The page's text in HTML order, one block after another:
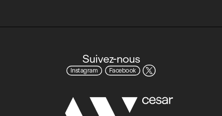
Suivez-nous
Instagram Facebook